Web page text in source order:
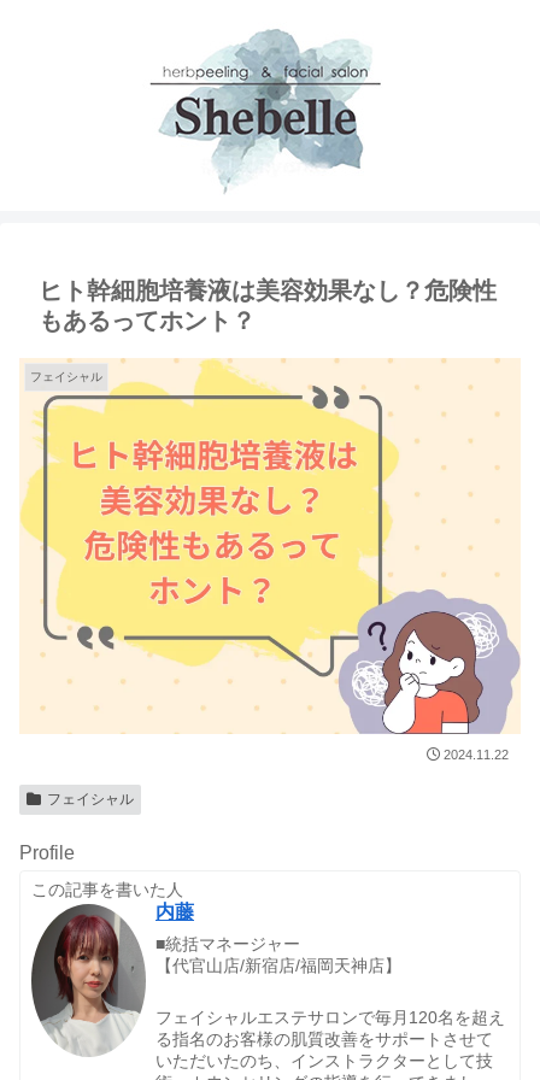
ヒト幹細胞培養液は美容効果なし？危険性
もあるってホント？
フェイシャル
2024.11.22
フェイシャル
Profile
この記事を書いた人
内藤
■統括マネージャー
【代官山店/新宿店/福岡天神店】
フェイシャルエステサロンで毎月120名を超え
る指名のお客様の肌質改善をサポートさせて
いただいたのち、インストラクターとして技